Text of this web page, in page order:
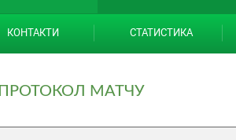
КОНТАКТИ СТАТИСТИКА
ПРОТОКОЛ МАТЧУ